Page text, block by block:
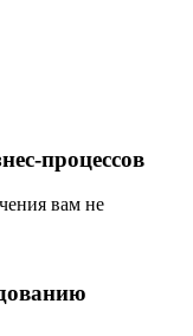
процессов
вам не